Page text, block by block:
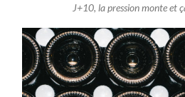
J+10, la pression monte et